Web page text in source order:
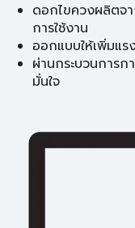
ดอกไขควงผลิตจ
การใช้งาน
ออกแบบให้เพิ่มแ
ผ่านกระบวนการก
มั่นใจ